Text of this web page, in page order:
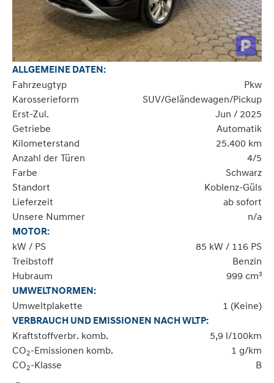
ALLGEMEINE DATEN:
Fahrzeugtyp
Pkw
Karosserieform
SUV/Geländewagen/Pickup
Erst-Zul.
Jun / 2025
Getriebe
Automatik
Kilometerstand
25.400 km
Anzahl der Türen
4/5
Farbe
Schwarz
Standort
Koblenz-Güls
Lieferzeit
ab sofort
Unsere Nummer
n/a
MOTOR:
kW / PS
85 kW / 116 PS
Treibstoff
Benzin
Hubraum
999 cm³
UMWELTNORMEN:
Umweltplakette
1 (Keine)
VERBRAUCH UND EMISSIONEN NACH WLTP:
Kraftstoffverbr. komb.
5,9 l/100km
CO2-Emissionen komb.
1 g/km
CO2-Klasse B